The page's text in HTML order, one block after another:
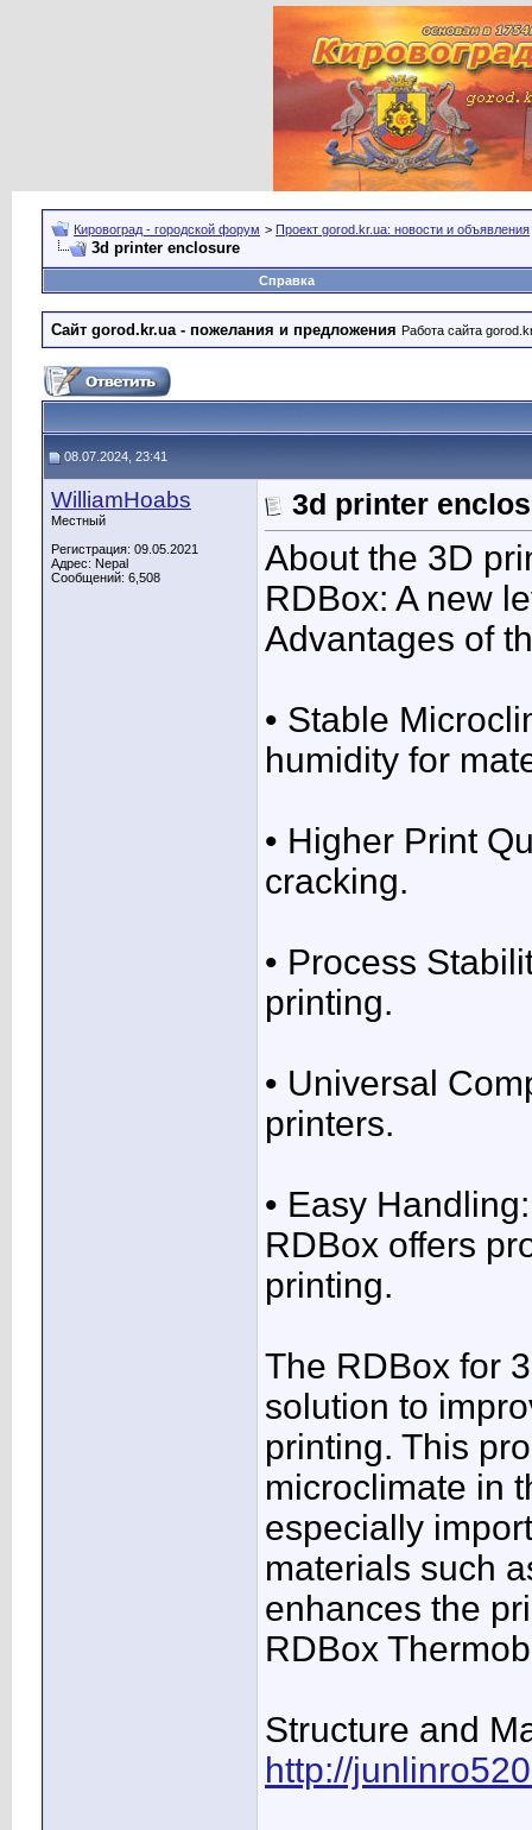
Кировоград - городской форум > Проект gorod.kr.ua: новости и объявления
3d printer enclosure
Справка
Сайт gorod.kr.ua - пожелания и предложения Работа сайта
08.07.2024, 23:41
WilliamHoabs
Местный
Регистрация: 09.05.2021
Адрес: Nepal
Сообщений: 6,508
3d printer
About the 3D
RDBox: A new
Advantages of
• Stable
humidity for
• Higher Print
cracking.
• Process
printing.
• Universal
printers.
• Easy
RDBox offers
printing.
The RDBox for
solution to
printing. This
microclimate in
especially
materials such
enhances the
RDBox
Structure and
http://